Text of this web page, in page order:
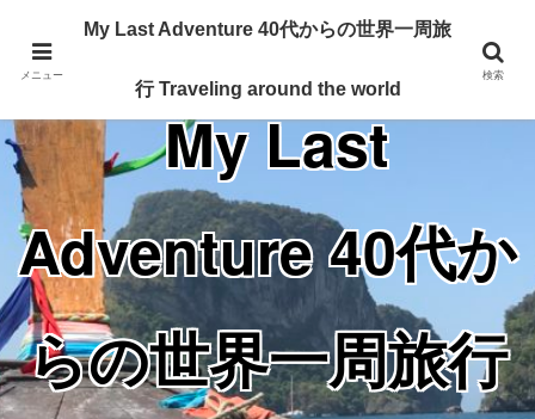
Traveling around the world from my 40's
My Last
Adventure 40代か
らの世界一周旅行
メニュー
My Last Adventure 40代からの世界一周旅
行 Traveling around the world
検索